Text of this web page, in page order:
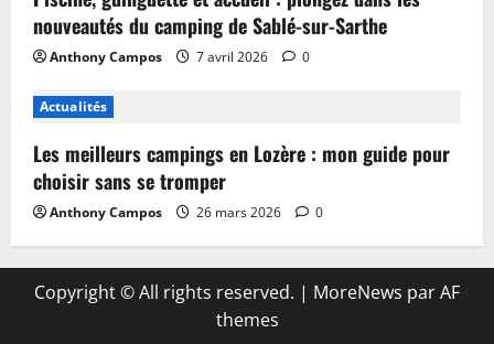
nouveautés du camping de Sablé-sur-Sarthe
Anthony Campos 7 avril 2026 0
Actualités
Les meilleurs campings en Lozère : mon guide pour
choisir sans se tromper
Anthony Campos 26 mars 2026 0
Copyright © All rights reserved. | MoreNews par AF
themes